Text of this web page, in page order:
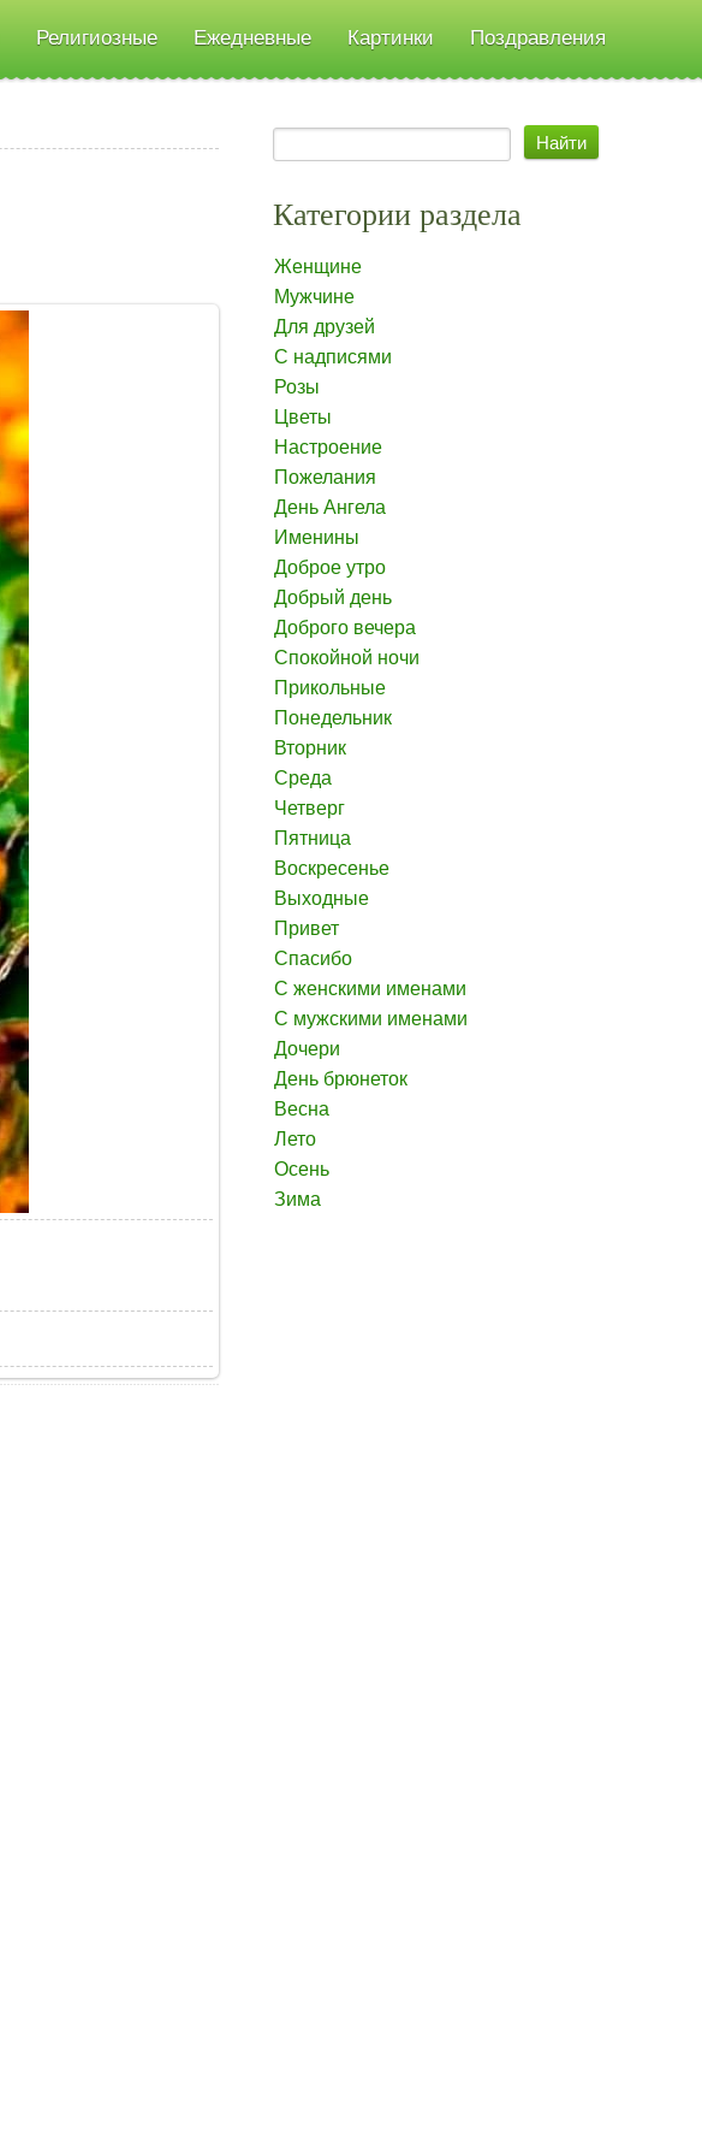
Религиозные Ежедневные Картинки Поздравления
Категории раздела
Женщине
Мужчине
Для друзей
С надписями
Розы
Цветы
Настроение
Пожелания
День Ангела
Именины
Доброе утро
Добрый день
Доброго вечера
Спокойной ночи
Прикольные
Понедельник
Вторник
Среда
Четверг
Пятница
Воскресенье
Выходные
Привет
Спасибо
С женскими именами
С мужскими именами
Дочери
День брюнеток
Весна
Лето
Осень
Зима